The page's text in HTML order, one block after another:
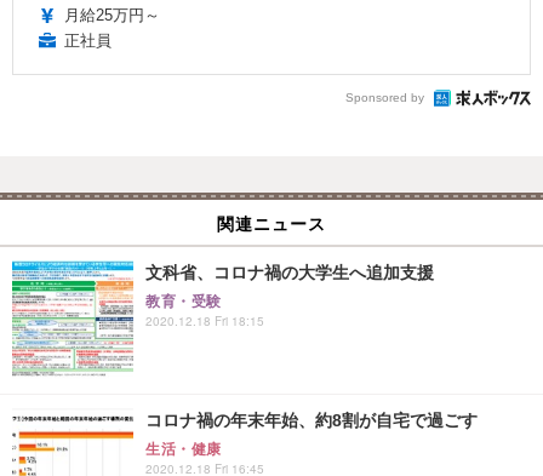
月給25万円～
正社員
Sponsored by
関連ニュース
文科省、コロナ禍の大学生へ追加支援
教育・受験
2020.12.18 Fri 18:15
コロナ禍の年末年始、約8割が自宅で過ごす
生活・健康
2020.12.18 Fri 16:45